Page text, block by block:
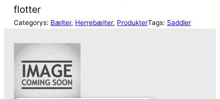
flotter
Categorys: Bælter, Herrebælter, ProdukterTags: Saddler